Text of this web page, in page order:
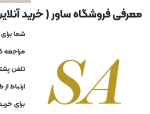
معرفی فروشگاه ساور ( خرید
مراجعه
تلفن پشتیبانی و
ارتباط از
برای